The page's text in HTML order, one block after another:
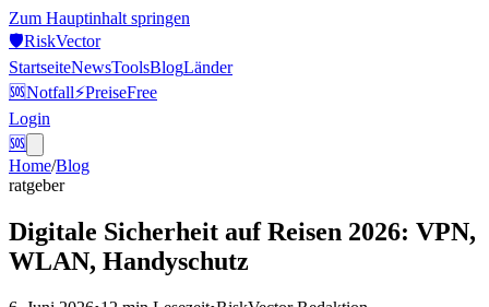
Zum Hauptinhalt springen
🛡️RiskVector
StartseiteNewsToolsBlogLänder
🆘Notfall⚡PreiseFree
Login
🆘
Home/Blog
ratgeber
Digitale Sicherheit auf Reisen 2026: VPN,
WLAN, Handyschutz